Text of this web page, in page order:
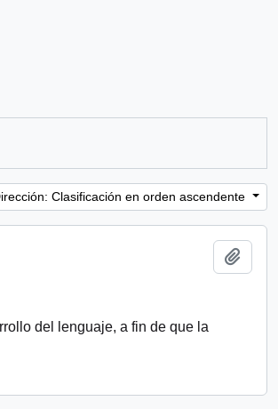
Clasificación en orden ascendente
del lenguaje, a fin de que la